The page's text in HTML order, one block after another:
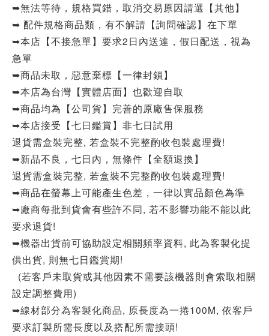
➥無法等待，規格買錯，取消交易原因請選【其他】
➥ 配件規格商品類，有不解請【詢問確認】在下單
➥本店【不接急單】要求2日內送達，假日配送，視為
急單
➥商品未取，惡意棄標【一律封鎖】
➥本店為台灣【實體店面】也歡迎自取
➥商品均為【公司貨】完善的原廠售保服務
➥本店接受【七日鑑賞】非七日試用
退貨需盒裝完整, 若盒裝不完整酌收包裝處理費!
➥新品不良，七日內，無條件【全額退換】
退貨需盒裝完整, 若盒裝不完整酌收包裝處理費!
➥商品在螢幕上可能產生色差，一律以實品顏色為準
➥廠商每批到貨會有些許不同, 若不影響功能不能以此
要求退貨!
➥機器出貨前可協助設定相關頻率資料, 此為客製化提
供出貨, 則無七日鑑賞期!
(若客戶未取貨或其他因素不需要該機器則會索取相關
設定調整費用)
➥線材部分為客製化商品, 原長度為一捲100M, 依客戶
要求訂製所需長度以及搭配所需接頭!